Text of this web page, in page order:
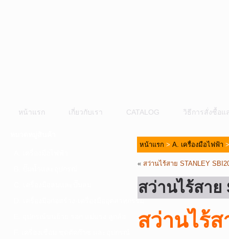
หน้าแรก เกี่ยวกับเรา CATALOG วิธีการสั่งซื้อแ
D. เครื่องมือก่อสร้าง-เครื่องมืออุตสาหกรรม
หน้าแรก > A. เครื่องมือไฟฟ้า
« สว่านไร้สาย STANLEY
สว่านไร้สาย
สว่านไร้ส